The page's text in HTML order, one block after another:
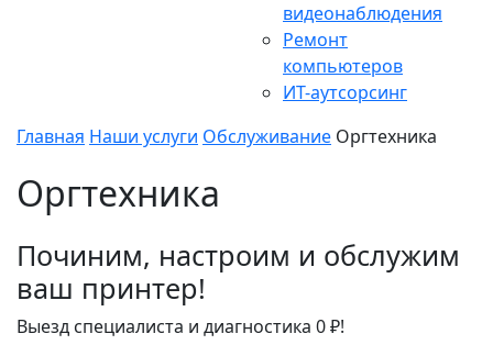
видеонаблюдения
Ремонт
компьютеров
ИТ-аутсорсинг
Главная Наши услуги Обслуживание Оргтехника
Оргтехника
Починим, настроим и обслужим
ваш принтер!
Выезд специалиста и диагностика 0 ₽!